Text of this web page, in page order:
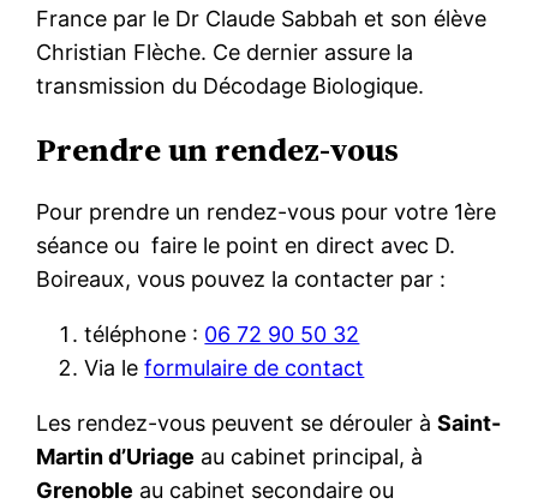
France par le Dr Claude Sabbah et son élève
Christian Flèche. Ce dernier assure la
transmission du Décodage Biologique.
Prendre un rendez-vous
Pour prendre un rendez-vous pour votre 1ère
séance ou faire le point en direct avec D.
Boireaux, vous pouvez la contacter par :
téléphone : 06 72 90 50 32
Via leformulaire de contact
Les rendez-vous peuvent se dérouler àSaint-
Martin d’Uriage au cabinet principal, à
Grenoble au cabinet secondaire ou